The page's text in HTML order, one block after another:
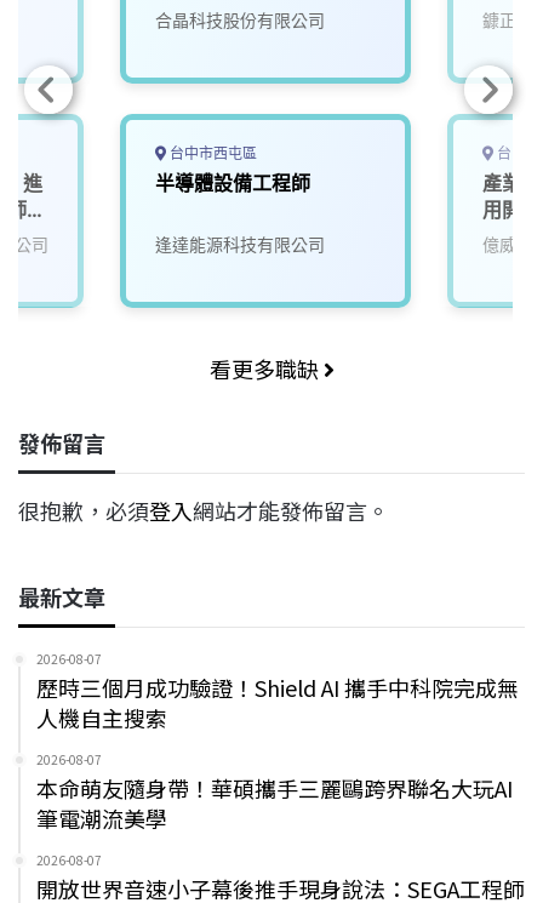
進
師
公司
合晶科技股份有限公司
台中市西屯區
半導體設備工程師
逢達能源科技有限公司
鏮正實
台中
產業
用開
億威電
看更多職缺
發佈留言
很抱歉，必須登入網站才能發佈留言。
最新文章
2026-08-07
歷時三個月成功驗證！Shield AI 攜手中科院完成無
人機自主搜索
2026-08-07
本命萌友隨身帶！華碩攜手三麗鷗跨界聯名大玩AI
筆電潮流美學
2026-08-07
開放世界音速小子幕後推手現身說法：SEGA工程師